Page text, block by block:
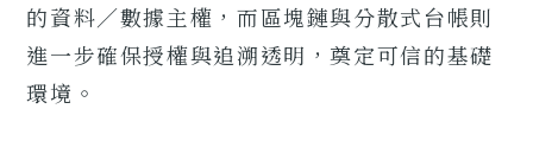
的資料／數據主權，而區塊鏈與分散式台帳則
進一步確保授權與追溯透明，奠定可信的基礎
環境。